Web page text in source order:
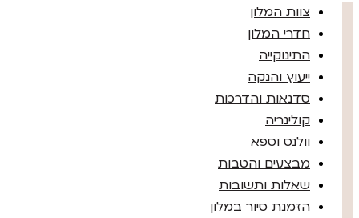
צוות המלון
חדרי המלון
התינוקייה
ייעוץ והנקה
סדנאות והדרכות
קולינריה
וולנס וספא
מבצעים והטבות
שאלות ותשובות
הזמנת סיור במלון